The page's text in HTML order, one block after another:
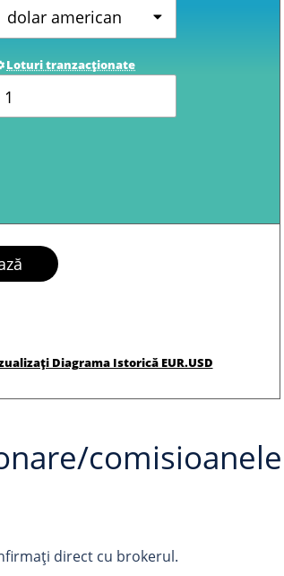
dolar american
Loturi tranzacționate
Diagrama Istorică EUR.USD
direct cu brokerul.